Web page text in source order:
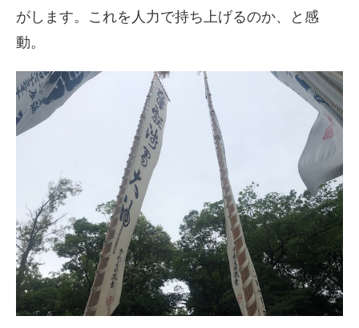
がします。これを人力で持ち上げるのか、と感
動。